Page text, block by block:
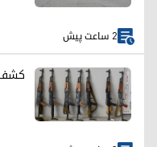
2 ساعت پیش
کشف و